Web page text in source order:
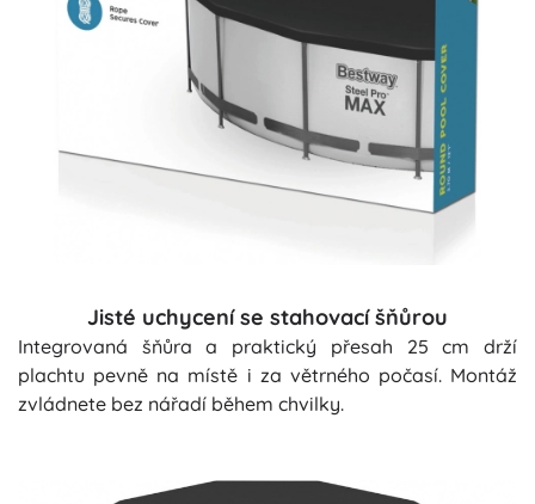
Jisté uchycení se stahovací šňůrou
Integrovaná šňůra a praktický přesah 25 cm drží
plachtu pevně na místě i za větrného počasí. Montáž
zvládnete bez nářadí během chvilky.